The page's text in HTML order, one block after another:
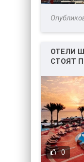
ОТЕЛИ
СТОЯТ
0